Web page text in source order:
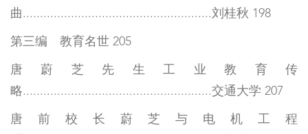
曲.......................................................刘桂秋 198
第三编 教育名世 205
唐蔚芝先生工业教育传
略.......................................................交通大学 207
唐前校长蔚芝与电机工程